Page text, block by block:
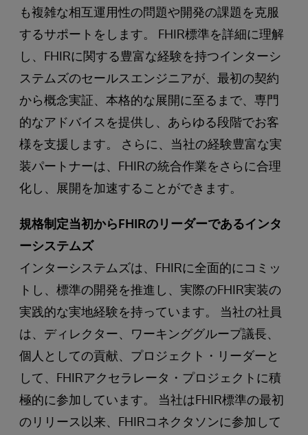
も複雑な相互運用性の問題や開発の課題を克服
するサポートをします。 FHIR標準を詳細に理解
し、FHIRに関する豊富な経験を持つインターシ
ステムズのセールスエンジニアが、最初の契約
から概念実証、本格的な展開に至るまで、専門
的なアドバイスを提供し、あらゆる段階でお客
様を支援します。 さらに、当社の経験豊富な実
装パートナーは、FHIRの統合作業をさらに合理
化し、展開を加速することができます。
規格制定当初からFHIRのリーダーであるインタ
ーシステムズ
インターシステムズは、FHIRに全面的にコミッ
トし、標準の開発を推進し、実際のFHIR実装の
実践的な実地経験を持っています。 当社の社員
は、ディレクター、ワーキンググループ議長、
個人としての貢献、プロジェクト・リーダーと
して、FHIRアクセラレータ・プロジェクトに積
極的に参加しています。 当社はFHIR標準の最初
のリリース以来、FHIRコネクタソンに参加して